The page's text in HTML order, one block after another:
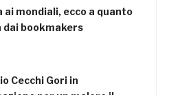
ai mondiali, ecco a quanto
dai bookmakers
Cecchi Gori in